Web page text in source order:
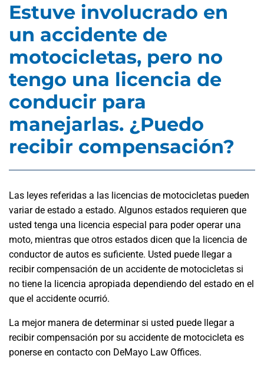
Estuve involucrado en
un accidente de
motocicletas, pero no
tengo una licencia de
conducir para
manejarlas. ¿Puedo
recibir compensación?
Las leyes referidas a las licencias de motocicletas pueden
variar de estado a estado. Algunos estados requieren que
usted tenga una licencia especial para poder operar una
moto, mientras que otros estados dicen que la licencia de
conductor de autos es suficiente. Usted puede llegar a
recibir compensación de un accidente de motocicletas si
no tiene la licencia apropiada dependiendo del estado en el
que el accidente ocurrió.
La mejor manera de determinar si usted puede llegar a
recibir compensación por su accidente de motocicleta es
ponerse en contacto con DeMayo Law Offices.